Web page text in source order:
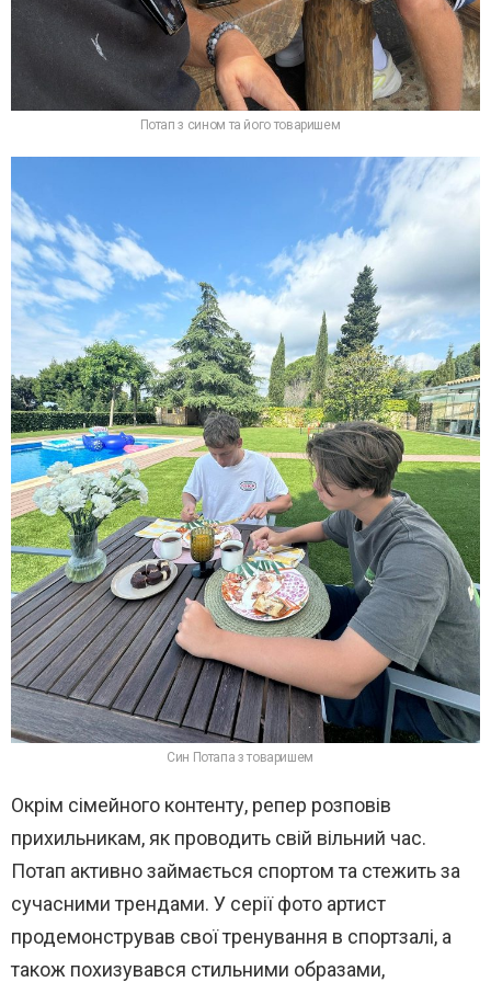
Потап з сином та його товаришем
Син Потапа з товаришем
Окрім сімейного контенту, репер розповів
прихильникам, як проводить свій вільний час.
Потап активно займається спортом та стежить за
сучасними трендами. У серії фото артист
продемонстрував свої тренування в спортзалі, а
також похизувався стильними образами,